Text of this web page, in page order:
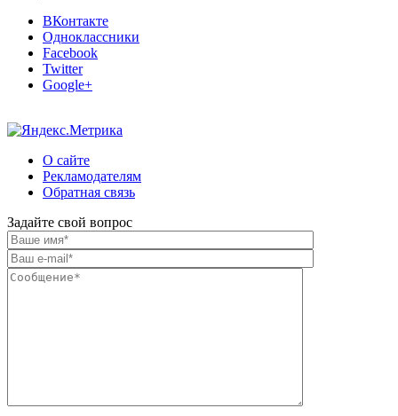
ВКонтакте
Одноклассники
Facebook
Twitter
Google+
О сайте
Рекламодателям
Обратная связь
Задайте свой вопрос